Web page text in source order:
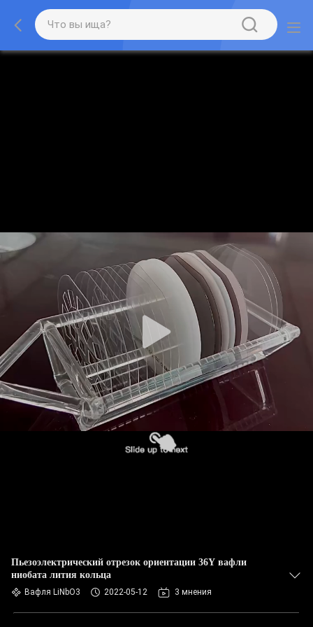
Пьезоэлектрический отрезок ориентации 36Y вафли
ниобата лития кольца
Вафля LiNbO3 2022-05-12 3 мнения